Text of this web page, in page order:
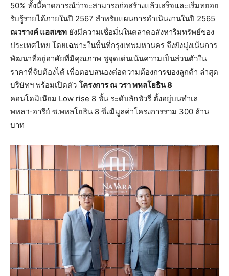
50% ทั้งนี้คาดการณ์ว่าจะสามารถก่อสร้างแล้วเสร็จและเริ่มทยอย
รับรู้รายได้ภายในปี 2567 สำหรับแผนการดำเนินงานในปี 2565
ณวรางค์ แอสเซท ยังมีความเชื่อมั่นในตลาดอสังหาริมทรัพย์ของ
ประเทศไทย โดยเฉพาะในพื้นที่กรุงเทพมหานคร จึงยังมุ่งเน้นการ
พัฒนาที่อยู่อาศัยที่มีคุณภาพ ชูจุดเด่นเน้นความเป็นส่วนตัวใน
ราคาที่จับต้องได้ เพื่อตอบสนองต่อความต้องการของลูกค้า ล่าสุด
บริษัทฯ พร้อมเปิดตัว โครงการ ณ วรา พหลโยธิน 8
คอนโดมิเนียม Low rise 8 ชั้น ระดับลักชัวรี่ ตั้งอยู่บนทำเล
พหลฯ-อารีย์ ซ.พหลโยธิน 8 ซึ่งมีมูลค่าโครงการรวม 300 ล้าน
บาท